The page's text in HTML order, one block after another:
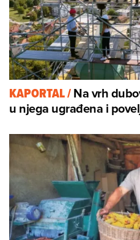
KAPORTAL/Na vrh
u njega ugrađena i